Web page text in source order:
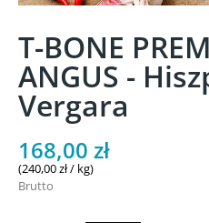
T-BONE
ANGUS -
Vergara
168,00 zł
(240,00 zł / kg)
Brutto